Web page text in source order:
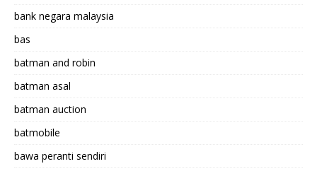
bank negara malaysia
bas
batman and robin
batman asal
batman auction
batmobile
bawa peranti sendiri